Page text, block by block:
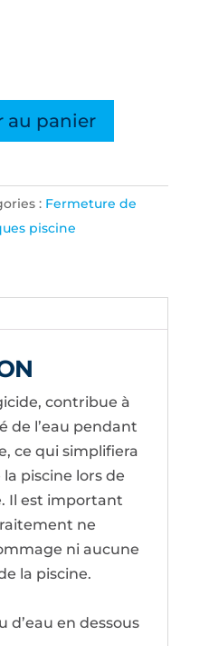
au panier
: Fermeture de
piscine
contribue à
de l’eau pendant
ce qui simplifiera
piscine lors de
Il est important
ne
ni aucune
la piscine.
d’eau en dessous